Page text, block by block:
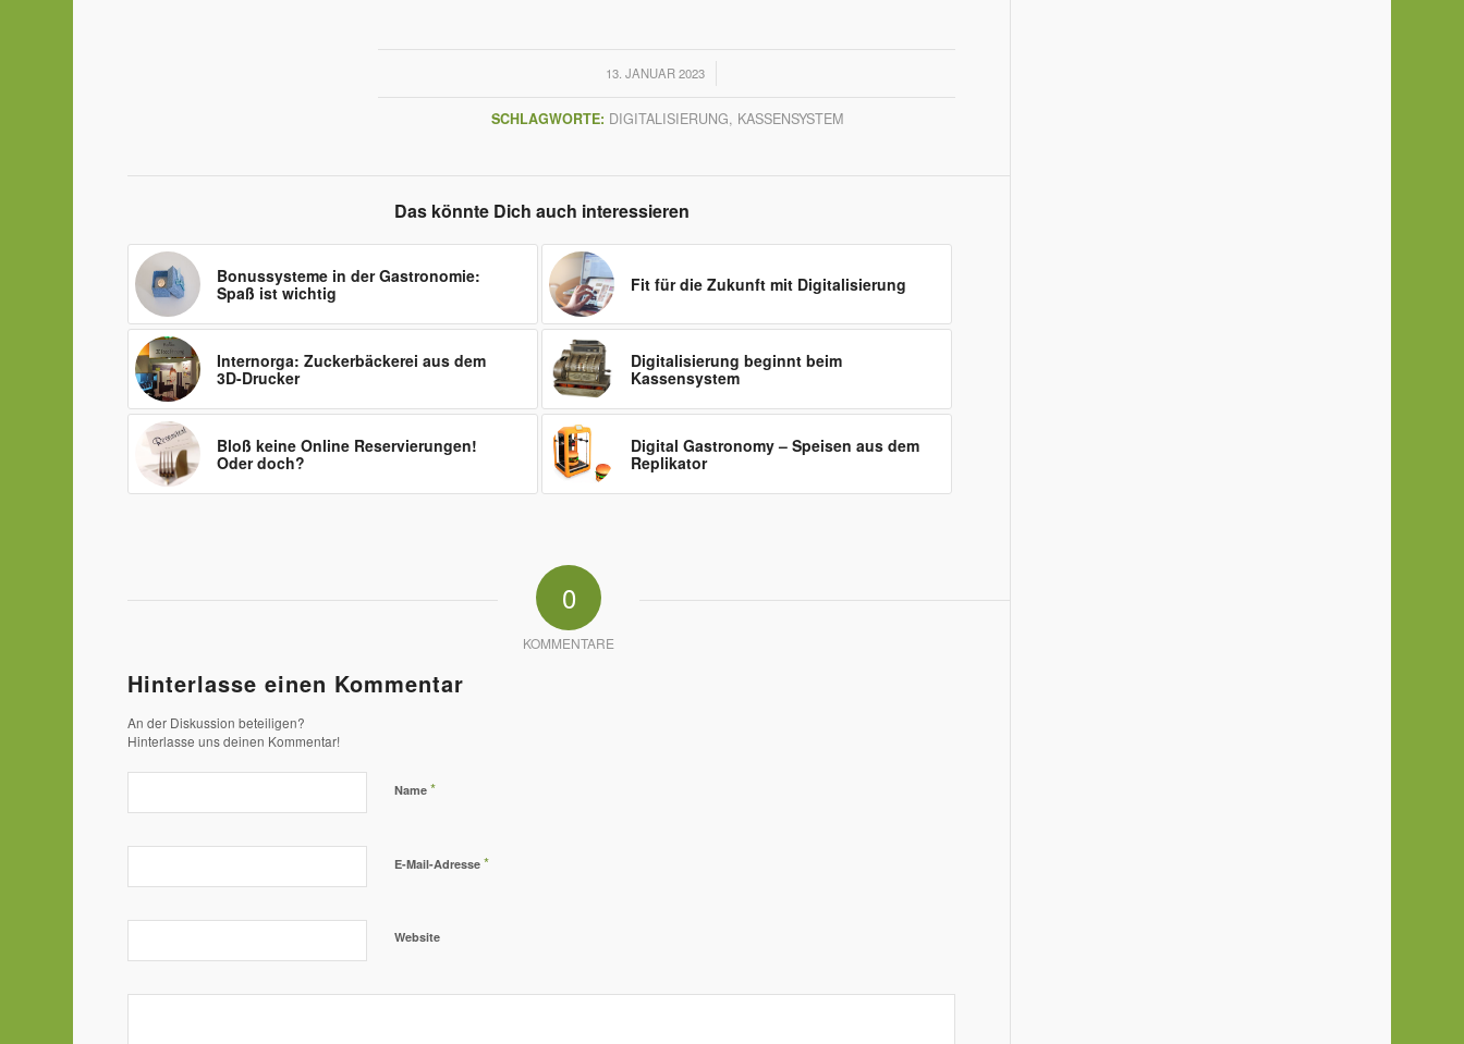
13. JANUAR 2023
/
SCHLAGWORTE: DIGITALISIERUNG, KASSENSYSTEM
Das könnte Dich auch interessieren
Bonussysteme in der Gastronomie:
Spaß ist wichtig
Fit für die Zukunft mit Digitalisierung
Internorga: Zuckerbäckerei aus dem
3D-Drucker
Digitalisierung beginnt beim
Kassensystem
Bloß keine Online Reservierungen!
Oder doch?
Digital Gastronomy – Speisen aus dem
Replikator
0
KOMMENTARE
Hinterlasse einen Kommentar
An der Diskussion beteiligen?
Hinterlasse uns deinen Kommentar!
Name*
E-Mail-Adresse*
Website